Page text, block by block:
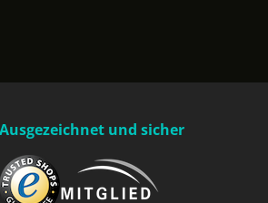
Ausgezeichnet und sicher